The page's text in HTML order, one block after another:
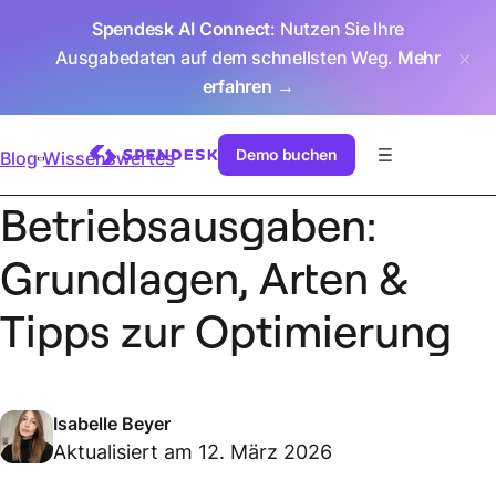
Spendesk AI Connect: Nutzen Sie Ihre
Ausgabedaten auf dem schnellsten Weg. Mehr
erfahren →
Demo buchen
Blog Wissenswertes
Betriebsausgaben:
Grundlagen, Arten &
Tipps zur Optimierung
Isabelle Beyer
Aktualisiert am 12. März 2026